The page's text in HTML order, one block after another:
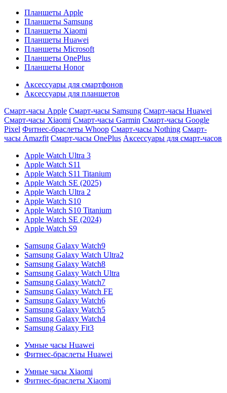
Планшеты Apple
Планшеты Samsung
Планшеты Xiaomi
Планшеты Huawei
Планшеты Microsoft
Планшеты OnePlus
Планшеты Honor
Аксессуары для смартфонов
Аксессуары для планшетов
Смарт-часы Apple Смарт-часы Samsung Смарт-часы Huawei
Смарт-часы Xiaomi Смарт-часы Garmin Смарт-часы Google
Pixel Фитнес-браслеты Whoop Смарт-часы Nothing Смарт-
часы Amazfit Смарт-часы OnePlus Аксессуары для смарт-часов
Apple Watch Ultra 3
Apple Watch S11
Apple Watch S11 Titanium
Apple Watch SE (2025)
Apple Watch Ultra 2
Apple Watch S10
Apple Watch S10 Titanium
Apple Watch SE (2024)
Apple Watch S9
Samsung Galaxy Watch9
Samsung Galaxy Watch Ultra2
Samsung Galaxy Watch8
Samsung Galaxy Watch Ultra
Samsung Galaxy Watch7
Samsung Galaxy Watch FE
Samsung Galaxy Watch6
Samsung Galaxy Watch5
Samsung Galaxy Watch4
Samsung Galaxy Fit3
Умные часы Huawei
Фитнес-браслеты Huawei
Умные часы Xiaomi
Фитнес-браслеты Xiaomi